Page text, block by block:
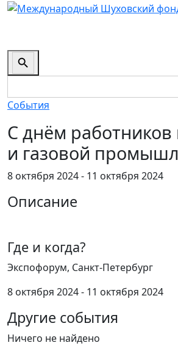
Search
Button
Search
События
С днём
и газовой
8 октября 2024 - 11 октября 2024
Описание
Где и когда?
Экспофорум, Санкт-Петербург
8 октября 2024 - 11 октября 2024
Другие события
Ничего не найдено